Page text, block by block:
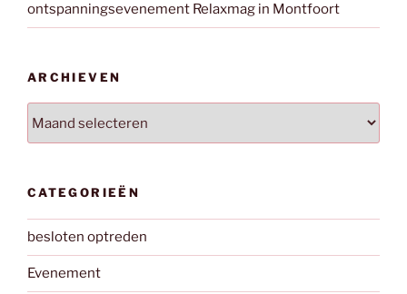
ontspanningsevenement Relaxmag in Montfoort
ARCHIEVEN
CATEGORIEËN
besloten optreden
Evenement